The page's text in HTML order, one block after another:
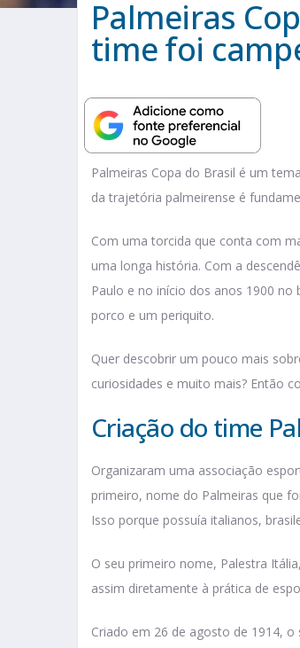
Palmeiras
time foi
Palmeiras Copa do Brasil é um
da trajetória palmeirense é
Com uma torcida que conta com
uma longa história. Com a
Paulo e no início dos anos 1900
porco e um periquito.
Quer descobrir um pouco mais
curiosidades e muito mais? Então
Criação do time
Organizaram uma associação
primeiro, nome do Palmeiras que
Isso porque possuía italianos,
O seu primeiro nome, Palestra
assim diretamente à prática de
Criado em 26 de agosto de 1914,